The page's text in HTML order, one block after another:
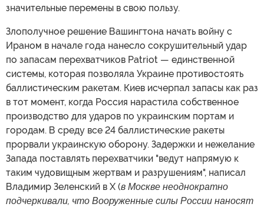
значительные перемены в свою пользу.
Злополучное решение Вашингтона начать войну с
Ираном в начале года нанесло сокрушительный удар
по запасам перехватчиков Patriot — единственной
системы, которая позволяла Украине противостоять
баллистическим ракетам. Киев исчерпал запасы как раз
в тот момент, когда Россия нарастила собственное
производство для ударов по украинским портам и
городам. В среду все 24 баллистические ракеты
прорвали украинскую оборону. Задержки и нежелание
Запада поставлять перехватчики "ведут напрямую к
таким чудовищным жертвам и разрушениям", написал
Владимир Зеленский в X (в Москве неоднократно
подчеркивали, что Вооруженные силы России наносят